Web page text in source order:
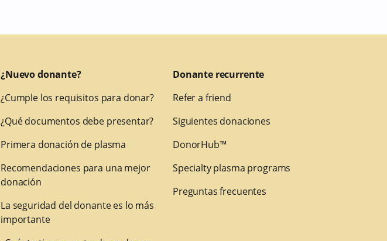
¿Nuevo donante?
¿Cumple los requisitos para donar?
¿Qué documentos debe presentar?
Primera donación de plasma
Recomendaciones para una mejor
donación
La seguridad del donante es lo más
importante
Donante recurrente
Refer a friend
Siguientes donaciones
DonorHub™
Specialty plasma programs
Preguntas frecuentes